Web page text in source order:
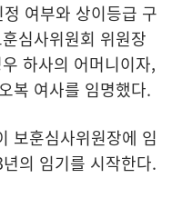
여부와 상이등급 구
심사위원회 위원장
하사의 어머니이자,
복 여사를 임명했다.
보훈심사위원장에 임
의 임기를 시작한다.